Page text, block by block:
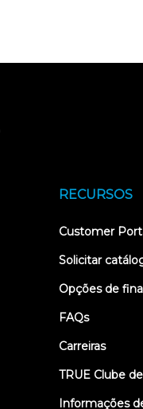
RECURSOS
Customer
Solicitar
Opções de
FAQs
Carreiras
TRUE Clube
Informações